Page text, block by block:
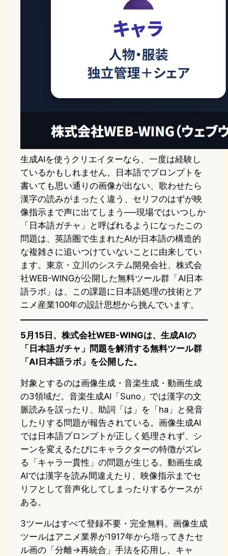
生成AIを使うクリエイターなら、一度は経験し
ているかもしれません。日本語でプロンプトを
書いても思い通りの画像が出ない、歌わせたら
漢字の読みがまったく違う、セリフのはずが映
像指示まで声に出てしまう──現場ではいつしか
「日本語ガチャ」と呼ばれるようになったこの
問題は、英語圏で生まれたAIが日本語の構造的
な複雑さに追いつけていないことに由来してい
ます。東京・立川のシステム開発会社、株式会
社WEB-WINGが公開した無料ツール群「AI日本
語ラボ」は、この課題に日本語処理の技術とア
ニメ産業100年の設計思想から挑んでいます。
5月15日、株式会社WEB-WINGは、生成AIの
「日本語ガチャ」問題を解消する無料ツール群
「AI日本語ラボ」を公開した。
対象とするのは画像生成・音楽生成・動画生成
の3領域だ。音楽生成AI「Suno」では漢字の文
脈読みを誤ったり、助詞「は」を「ha」と発音
したりする問題が報告されている。画像生成AI
では日本語プロンプトが正しく処理されず、シ
ーンを変えるたびにキャラクターの特徴がズレ
る「キャラ一貫性」の問題が生じる。動画生成
AIでは漢字を読み間違えたり、映像指示までセ
リフとして音声化してしまったりするケースが
ある。
3ツールはすべて登録不要・完全無料。画像生成
ツールはアニメ業界が1917年から培ってきたセ
ル画の「分離→再統合」手法を応用し、キャ